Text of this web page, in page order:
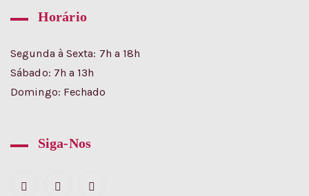
Horário
Segunda à Sexta: 7h a 18h
Sábado: 7h a 13h
Domingo: Fechado
Siga-Nos